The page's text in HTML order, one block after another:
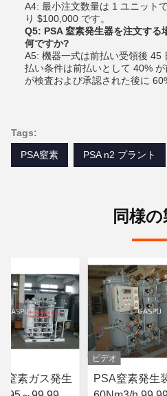
A4: 最小注文数量は 1 ユニット
り $100,000 です。
Q5: PSA 窒素発生器を注文する
何ですか?
A5: 機器一式は前払い受領後 45
払い条件は前払いとして 40%
が検査および承認された後に
Tags:
PSA窒素
PSA n2 プラント
同様
窒素ガス発生
ビデオ
PSA窒素発生